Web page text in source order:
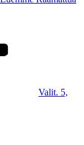
Valit. 5,